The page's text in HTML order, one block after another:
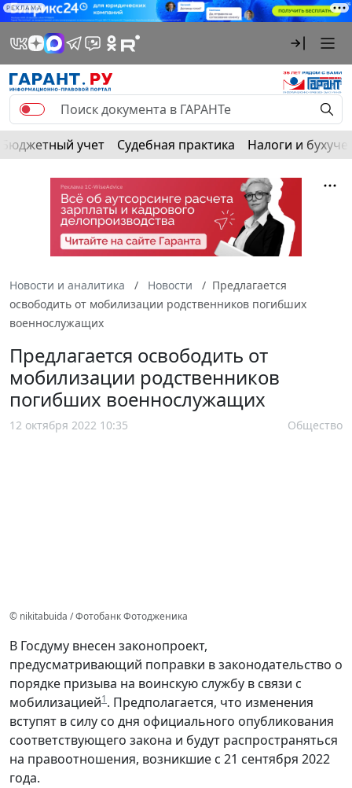
РЕКЛАМА
Бюджетный учет Судебная практика Налоги и
Новости и аналитика Новости
Предлагается
освободить от мобилизации родственников погибших
военнослужащих
Предлагается освободить от
мобилизации родственников
погибших военнослужащих
12 октября 2022 10:35 Общество
© nikitabuida / Фотобанк Фотодженика
В Госдуму внесен законопроект,
предусматривающий поправки в законодательство о
порядке призыва на воинскую службу в связи с
мобилизацией1. Предполагается, что изменения
вступят в силу со дня официального опубликования
соответствующего закона и будут распространяться
на правоотношения, возникшие с 21 сентября 2022
года.